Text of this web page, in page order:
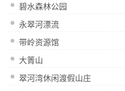
碧水森林公园
永翠河漂流
带岭资源馆
大箐山
翠河湾休闲渡假山庄